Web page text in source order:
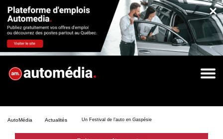
×
AutoMédia Actualités Un Festival de l’auto en Gaspésie